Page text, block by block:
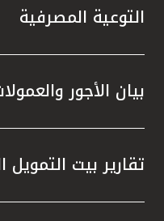
التوعية المصرفية
بيان الأجور
تقارير بيت التمويل